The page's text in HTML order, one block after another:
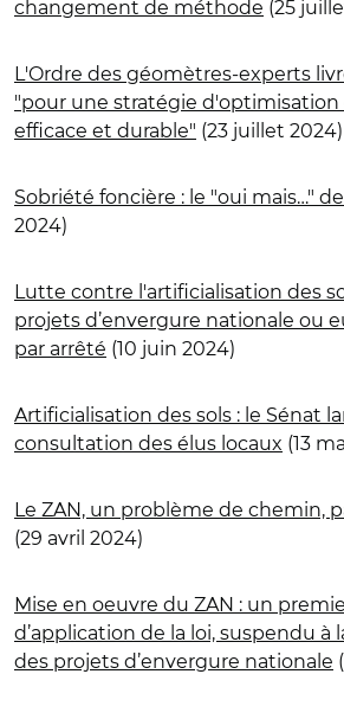
changement de méthode (25
L'Ordre des géomètres-experts
"pour une stratégie d'optimisation
efficace et durable" (23 juillet 2024)
Sobriété foncière : le "oui mais…"
2024)
Lutte contre l'artificialisation des
projets d’envergure nationale ou
par arrêté (10 juin 2024)
Artificialisation des sols : le Sénat
consultation des élus locaux (13
Le ZAN, un problème de chemin,
(29 avril 2024)
Mise en oeuvre du ZAN : un
d’application de la loi, suspendu à
des projets d’envergure nationale